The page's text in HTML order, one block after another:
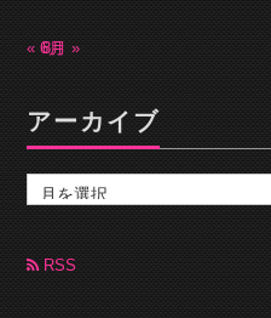
« 6月8月 »
アーカイブ
カ
ブ RSS